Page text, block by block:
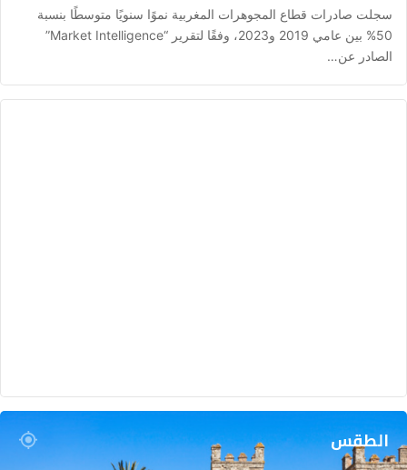
سجلت صادرات قطاع المجوهرات المغربية نموًا سنويًا متوسطًا بنسبة
50% بين عامي 2019 و2023، وفقًا لتقرير “Market Intelligence”
الصادر عن…
الطقس